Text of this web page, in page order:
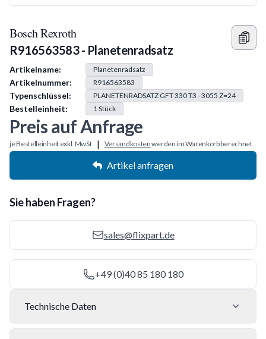
Bosch Rexroth
R916563583 - Planetenradsatz
Produkt Information
Artikelname: Planetenradsatz
Artikelnummer: R916563583
Typenschlüssel: PLANETENRADSATZ GFT 330 T3 - 3055 Z=24
Bestelleinheit: 1Stück
Preis auf Anfrage
je Bestelleinheit exkl. MwSt | Versandkostenwerden im Warenkorb berechnet
Artikel anfragen
Sie haben Fragen?
sales@flixpart.de
+49 (0)40 85 180 180
Technische Daten